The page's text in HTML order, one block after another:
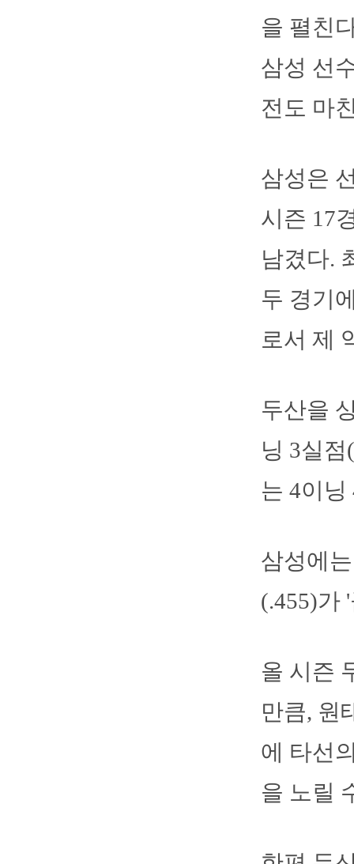
을 펼친
삼성 선
전도 마
삼성은
시즌 17
남겼다.
두 경기
로서 제
두산을
닝 3실
는 4이
삼성에
(.455)가
올 시즌
만큼, 원
에 타선
을 노릴